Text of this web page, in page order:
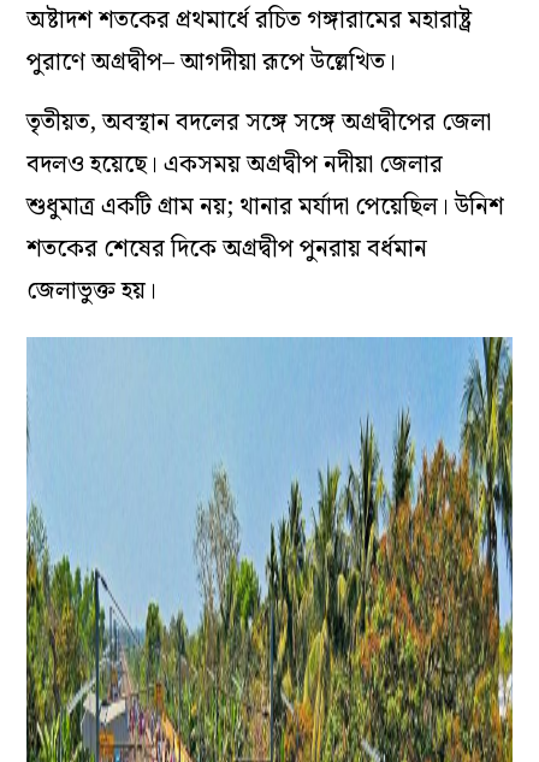
অষ্টাদশ শতকের প্রথমার্ধে রচিত গঙ্গারামের মহারাষ্ট্র
পুরাণে অগ্রদ্বীপ– আগদীয়া রূপে উল্লেখিত।
তৃতীয়ত, অবস্থান বদলের সঙ্গে সঙ্গে অগ্রদ্বীপের জেলা
বদলও হয়েছে। একসময় অগ্রদ্বীপ নদীয়া জেলার
শুধুমাত্র একটি গ্রাম নয়; থানার মর্যাদা পেয়েছিল। উনিশ
শতকের শেষের দিকে অগ্রদ্বীপ পুনরায় বর্ধমান
জেলাভুক্ত হয়।